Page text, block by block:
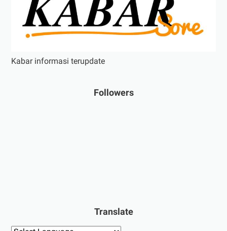
Kabar informasi terupdate
Followers
Translate